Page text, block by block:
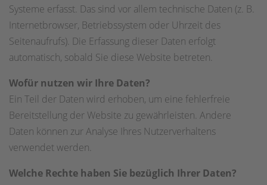
Systeme erfasst. Das sind vor allem technische Daten (z. B.
Internetbrowser, Betriebssystem oder Uhrzeit des
Seitenaufrufs). Die Erfassung dieser Daten erfolgt
automatisch, sobald Sie diese Website betreten.
Wofür nutzen wir Ihre Daten?
Ein Teil der Daten wird erhoben, um eine fehlerfreie
Bereitstellung der Website zu gewährleisten. Andere
Daten können zur Analyse Ihres Nutzerverhaltens
verwendet werden.
Welche Rechte haben Sie bezüglich Ihrer Daten?